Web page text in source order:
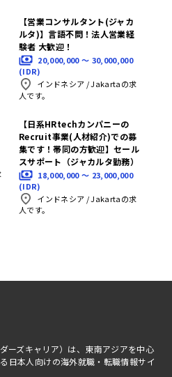
【営業コンサルタント(ジャカ
ルタ)】言語不問！法人営業経
験者 大歓迎！
20,000,000 〜 30,000,000
(IDR)
インドネシア /Jakartaの求
人です。
【日系HRtechカンパニーの
Recruit事業(人材紹介)での募
集です！帯同の方歓迎】セール
スサポート（ジャカルタ勤務）
18,000,000 〜 23,000,000
(IDR)
インドネシア /Jakartaの求
人です。
ーズキャリア）は、東南アジアを中心
日本人向けの海外就職・転職情報サイ